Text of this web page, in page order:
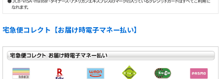
宅急便コレクト【お届け時電子マネー払い】